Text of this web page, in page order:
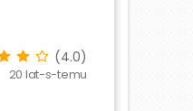
(4.0)
20 lat-s-temu